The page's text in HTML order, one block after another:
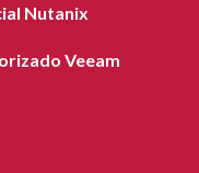
Nutanix
Veeam